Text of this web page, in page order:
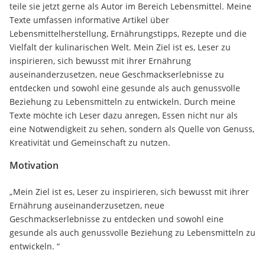
teile sie jetzt gerne als Autor im Bereich Lebensmittel. Meine
Texte umfassen informative Artikel über
Lebensmittelherstellung, Ernährungstipps, Rezepte und die
Vielfalt der kulinarischen Welt. Mein Ziel ist es, Leser zu
inspirieren, sich bewusst mit ihrer Ernährung
auseinanderzusetzen, neue Geschmackserlebnisse zu
entdecken und sowohl eine gesunde als auch genussvolle
Beziehung zu Lebensmitteln zu entwickeln. Durch meine
Texte möchte ich Leser dazu anregen, Essen nicht nur als
eine Notwendigkeit zu sehen, sondern als Quelle von Genuss,
Kreativität und Gemeinschaft zu nutzen.
Motivation
„Mein Ziel ist es, Leser zu inspirieren, sich bewusst mit ihrer
Ernährung auseinanderzusetzen, neue
Geschmackserlebnisse zu entdecken und sowohl eine
gesunde als auch genussvolle Beziehung zu Lebensmitteln zu
entwickeln. “